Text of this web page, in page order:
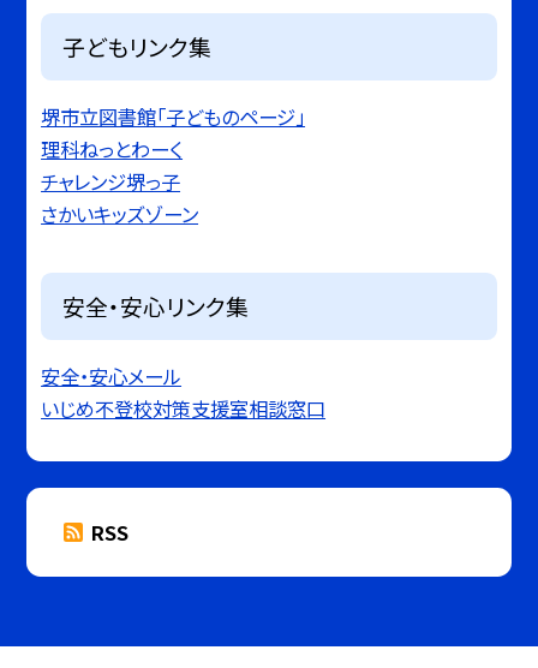
子どもリンク集
堺市立図書館「子どものページ」
理科ねっとわーく
チャレンジ堺っ子
さかいキッズゾーン
安全・安心リンク集
安全・安心メール
いじめ不登校対策支援室相談窓口
RSS